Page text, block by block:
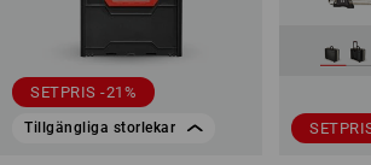
SETPRIS -21%
Tillgängliga storlekar